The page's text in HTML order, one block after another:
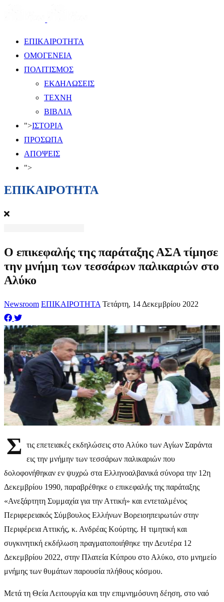
ΕΠΙΚΑΙΡΟΤΗΤΑ
ΟΜΟΓΕΝΕΙΑ
ΠΟΛΙΤΙΣΜΟΣ
ΕΚΔΗΛΩΣΕΙΣ
ΤΕΧΝΗ
ΒΙΒΛΙΑ
">ΙΣΤΟΡΙΑ
ΠΡΟΣΩΠΑ
ΑΠΟΨΕΙΣ
">
ΕΠΙΚΑΙΡΟΤΗΤΑ
Ο επικεφαλής της παράταξης ΑΣΑ τίμησε
την μνήμη των τεσσάρων παλικαριών στο
Αλύκο
Newsroom ΕΠΙΚΑΙΡΟΤΗΤΑ Τετάρτη, 14 Δεκεμβρίου 2022
Σ
τις επετειακές εκδηλώσεις στο Αλύκο των Αγίων Σαράντα
εις την μνήμην των τεσσάρων παλικαριών που
δολοφονήθηκαν εν ψυχρώ στα Ελληνοαλβανικά σύνορα την 12η
Δεκεμβρίου 1990, παραβρέθηκε ο επικεφαλής της παράταξης
«Ανεξάρτητη Συμμαχία για την Αττική» και εντεταλμένος
Περιφερειακός Σύμβουλος Ελλήνων Βορειοηπειρωτών στην
Περιφέρεια Αττικής, κ. Ανδρέας Κούρτης. H τιμητική και
συγκινητική εκδήλωση πραγματοποιήθηκε την Δευτέρα 12
Δεκεμβρίου 2022, στην Πλατεία Κύπρου στο Αλύκο, στο μνημείο
μνήμης των θυμάτων παρουσία πλήθους κόσμου.
Μετά τη Θεία Λειτουργία και την επιμνημόσυνη δέηση, στο ναό